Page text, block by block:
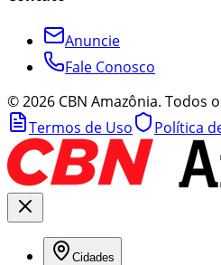
Anuncie
Fale Conosco
©2026 CBN Amazônia. Todos
Termos de Uso
Política
Cidades